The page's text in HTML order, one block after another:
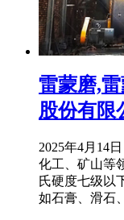
雷蒙磨,
股份有限
2025年4月14
化工、矿山等
氏硬度七级以
如石膏、滑石